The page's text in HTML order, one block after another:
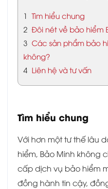
1 Tìm hiểu chung
2 Đôi nét về bảo hiểm
3 Các sản phẩm bảo
không?
4 Liên hệ và tư vấn
Tìm hiểu chung
Với hơn một tư thế lâu
hiểm, Bảo Minh không
cấp dịch vụ bảo hiểm
đồng hành tin cậy,